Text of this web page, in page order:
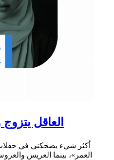
العاقل
أكثر شيء يضحكني في حفلات
العمر»، بينما العريس